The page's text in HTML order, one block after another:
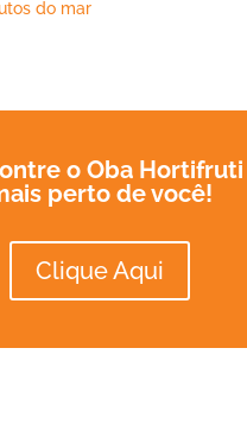
do mar
o Oba Hortifruti
perto de você!
Clique Aqui